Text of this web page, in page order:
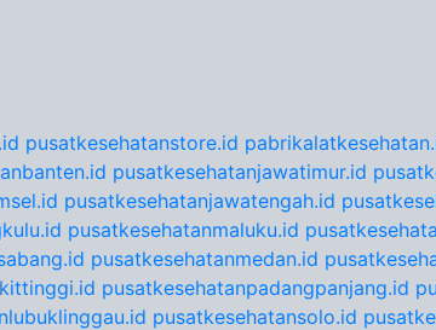
pusatkesehatanstore.id
pusatkesehatanjawatimur.id
pusatkesehatanjawatengah.id
pusatkesehatanmaluku.id
pusatkesehatanmedan.id
pusatkesehatanpadangpanjang.id
pusatkesehatansolo.id